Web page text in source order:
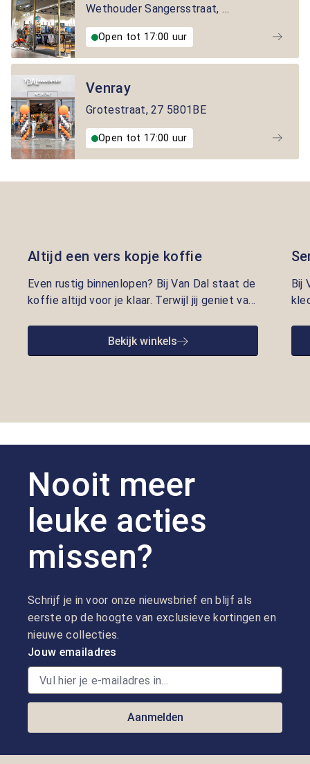
Wethouder Sangersstraat, 160
Open tot 17:00 uur
Venray
Grotestraat,27 5801BE
Open tot 17:00 uur
Altijd een vers kopje koffie
Even rustig binnenlopen? Bij Van Dal staat de
koffie altijd voor je klaar. Terwijl jij geniet van
om je te helpen met kleding die écht bij je
past. Persoonlijke aandacht en gastvrijheid
Bekijk winkels
Bij
Nooit meer
leuke acties
missen?
Schrijf je in voor onze nieuwsbrief en blijf als
eerste op de hoogte van exclusieve kortingen en
nieuwe collecties.
Jouw emailadres
Aanmelden